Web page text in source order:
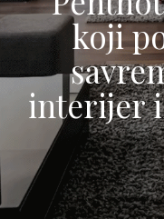
koji
interijer